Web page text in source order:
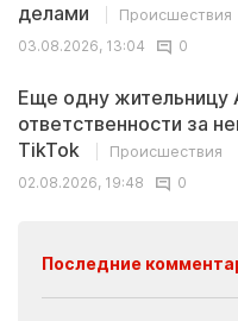
делами
Происшествия
03.08.2026, 13:04
0
Еще одну жительницу
ответственности за
TikTok
Происшествия
02.08.2026, 19:48
0
Последние